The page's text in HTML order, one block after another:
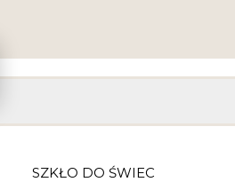
SZKŁO DO ŚWIEC